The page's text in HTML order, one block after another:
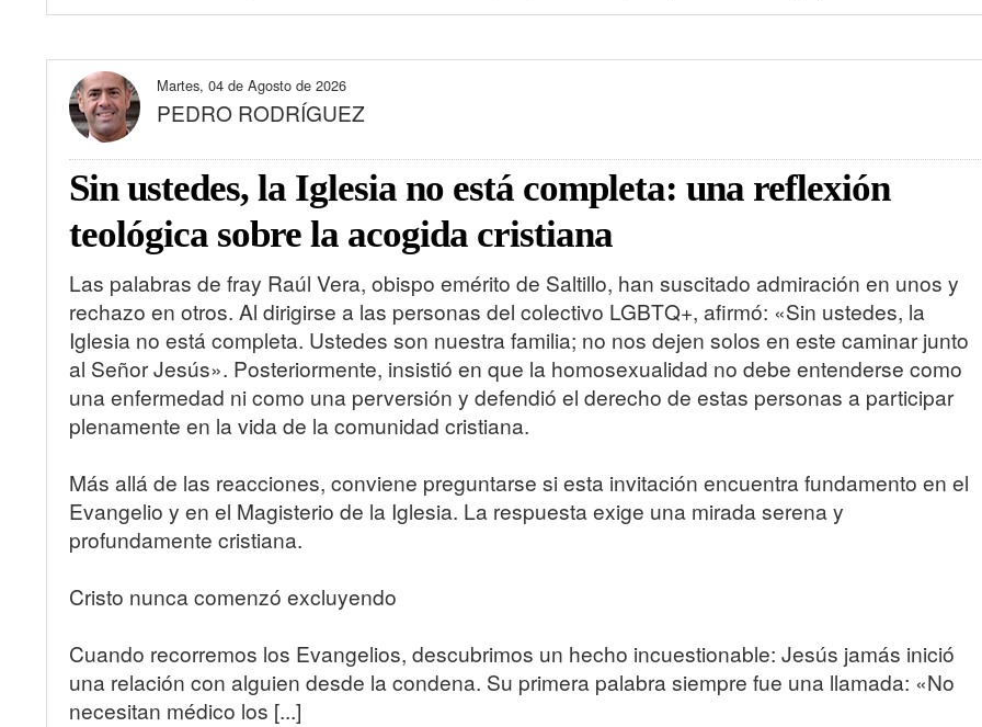
Martes, 04 de Agosto de 2026
PEDRO RODRÍGUEZ
Sin ustedes, la Iglesia no está completa: una reflexión
teológica sobre la acogida cristiana
Las palabras de fray Raúl Vera, obispo emérito de Saltillo, han suscitado admiración en unos y
rechazo en otros. Al dirigirse a las personas del colectivo LGBTQ+, afirmó: «Sin ustedes, la
Iglesia no está completa. Ustedes son nuestra familia; no nos dejen solos en este caminar junto
al Señor Jesús». Posteriormente, insistió en que la homosexualidad no debe entenderse como
una enfermedad ni como una perversión y defendió el derecho de estas personas a participar
plenamente en la vida de la comunidad cristiana.
Más allá de las reacciones, conviene preguntarse si esta invitación encuentra fundamento en el
Evangelio y en el Magisterio de la Iglesia. La respuesta exige una mirada serena y
profundamente cristiana.
Cristo nunca comenzó excluyendo
Cuando recorremos los Evangelios, descubrimos un hecho incuestionable: Jesús jamás inició
una relación con alguien desde la condena. Su primera palabra siempre fue una llamada: «No
necesitan médico los [...]